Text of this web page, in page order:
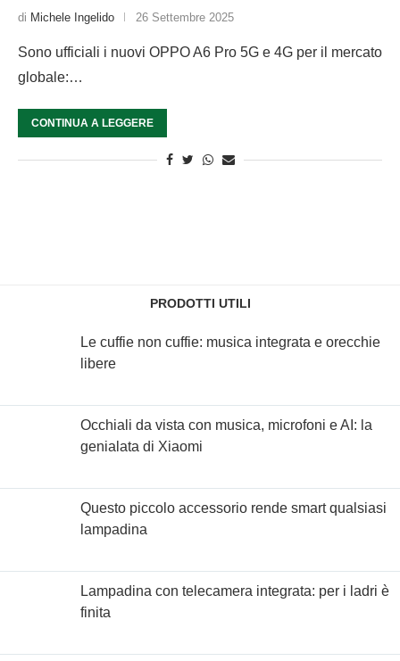
di Michele Ingelido 26 Settembre 2025
Sono ufficiali i nuovi OPPO A6 Pro 5G e 4G per il mercato
globale:…
CONTINUA A LEGGERE
PRODOTTI UTILI
Le cuffie non cuffie: musica integrata e orecchie
libere
Occhiali da vista con musica, microfoni e AI: la
genialata di Xiaomi
Questo piccolo accessorio rende smart qualsiasi
lampadina
Lampadina con telecamera integrata: per i ladri è
finita